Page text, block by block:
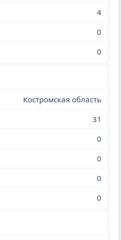
4
0
0
Костромская область
31
0
0
0
0